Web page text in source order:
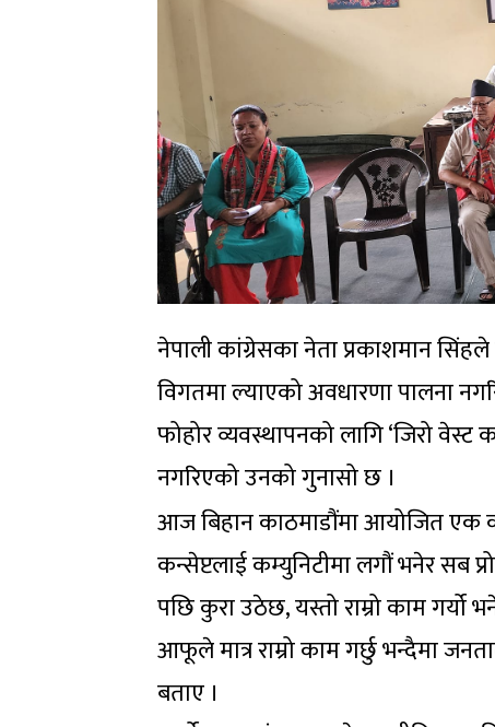
नेपाली कांग्रेसका नेता प्रकाशमान
विगतमा ल्याएको अवधारणा पालना
फोहोर व्यवस्थापनको लागि ‘जिरो
नगरिएको उनको गुनासो छ ।
आज बिहान काठमाडौंमा आयोजित एक
कन्सेप्टलाई कम्युनिटीमा लगौं भनेर सब
पछि कुरा उठेछ, यस्तो राम्रो काम गर्यो
आफूले मात्र राम्रो काम गर्छु भन्दैमा
बताए ।